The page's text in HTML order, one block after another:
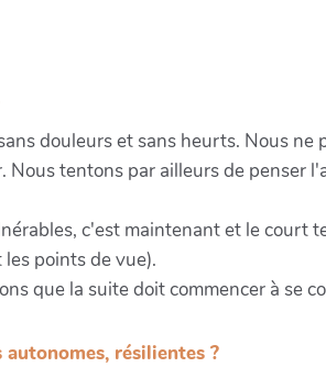
douleurs et sans heurts. Nous ne
tentons par ailleurs de penser
c'est maintenant et le court
points de vue).
que la suite doit commencer à se
résilientes ?